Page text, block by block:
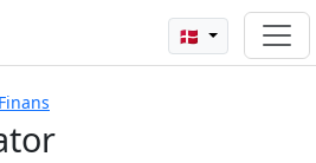
🇩🇰